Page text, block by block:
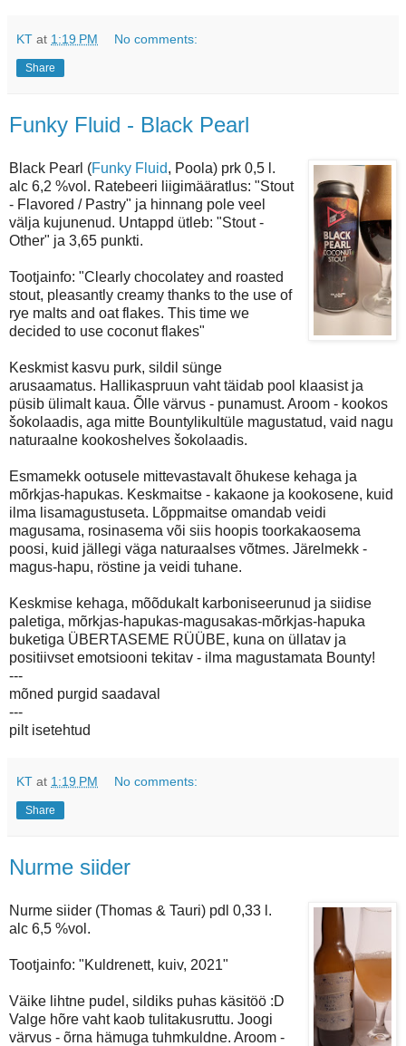
KT at 1:19 PM No comments:
Share
Funky Fluid - Black Pearl
Black Pearl (Funky Fluid, Poola) prk 0,5 l.
alc 6,2 %vol. Ratebeeri liigimääratlus: "Stout
- Flavored / Pastry" ja hinnang pole veel
välja kujunenud. Untappd ütleb: "Stout -
Other" ja 3,65 punkti.
Tootjainfo: "Clearly chocolatey and roasted
stout, pleasantly creamy thanks to the use of
rye malts and oat flakes. This time we
decided to use coconut flakes"
Keskmist kasvu purk, sildil sünge
arusaamatus. Hallikaspruun vaht täidab pool klaasist ja
püsib ülimalt kaua. Õlle värvus - punamust. Aroom - kookos
šokolaadis, aga mitte Bountylikultüle magustatud, vaid nagu
naturaalne kookoshelves šokolaadis.
Esmamekk ootusele mittevastavalt õhukese kehaga ja
mõrkjas-hapukas. Keskmaitse - kakaone ja kookosene, kuid
ilma lisamagustuseta. Lõppmaitse omandab veidi
magusama, rosinasema või siis hoopis toorkakaosema
poosi, kuid jällegi väga naturaalses võtmes. Järelmekk -
magus-hapu, röstine ja veidi tuhane.
Keskmise kehaga, mõõdukalt karboniseerunud ja siidise
paletiga, mõrkjas-hapukas-magusakas-mõrkjas-hapuka
buketiga ÜBERTASEME RÜÜBE, kuna on üllatav ja
positiivset emotsiooni tekitav - ilma magustamata Bounty!
---
mõned purgid saadaval
---
pilt isetehtud
KT at 1:19 PM No comments:
Share
Nurme siider
Nurme siider (Thomas & Tauri) pdl 0,33 l.
alc 6,5 %vol.
Tootjainfo: "Kuldrenett, kuiv, 2021"
Väike lihtne pudel, sildiks puhas käsitöö :D
Valge hõre vaht kaob tulitakusruttu. Joogi
värvus - õrna hämuga tuhmkuldne. Aroom -